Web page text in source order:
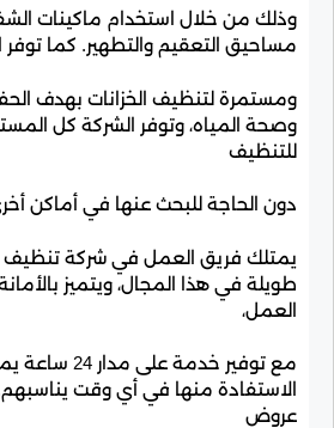
وذلك من خلال استخدام ماكينات
مساحيق التعقيم والتطهير. كما
ومستمرة لتنظيف الخزانات بهدف
وصحة المياه، وتوفر الشركة كل
للتنظيف
دون الحاجة للبحث عنها في أماكن
يمتلك فريق العمل في شركة تنظيف
طويلة في هذا المجال، ويتميز
العمل،
مع توفير خدمة
الاستفادة منها في أي وقت يناسبهم.
عروض